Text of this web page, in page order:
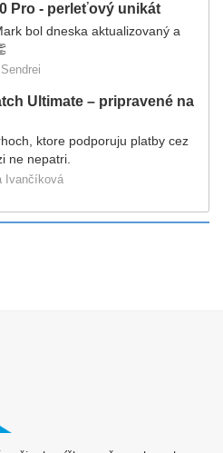
Pro - perleťový unikát
bol dneska aktualizovaný a
Ultimate – pripravené na
ktore podporuju platby cez
ne nepatri.
Ivančíková